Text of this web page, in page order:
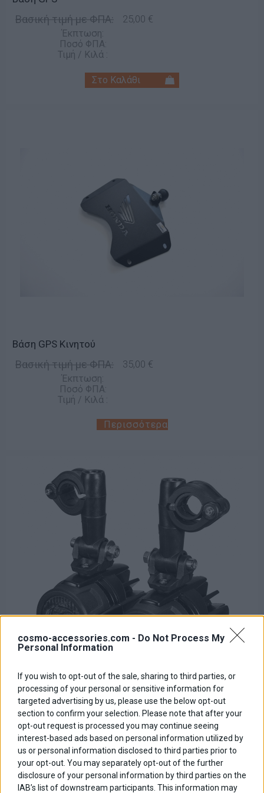
cosmo-accessories.com - Do Not Process My
Personal Information
If you wish to opt-out of the sale, sharing to third parties, or
processing of your personal or sensitive information for
targeted advertising by us, please use the below opt-out
section to confirm your selection. Please note that after your
opt-out request is processed you may continue seeing
interest-based ads based on personal information utilized by
us or personal information disclosed to third parties prior to
your opt-out. You may separately opt-out of the further
disclosure of your personal information by third parties on the
IAB’s list of downstream participants. This information may
Βασική τιμή με ΦΠΑ: 25,00 €
Έκπτωση:
Ποσό ΦΠΑ:
Τιμή / Κιλά :
Βάση GPS Κινητού
Βασική τιμή με ΦΠΑ: 35,00 €
Έκπτωση:
Ποσό ΦΠΑ:
Τιμή / Κιλά :
Περισσότερα
Προβολείς LED
Βασική τιμή με ΦΠΑ: 100,00 €
Έκπτωση:
Ποσό ΦΠΑ:
Τιμή / Κιλά :